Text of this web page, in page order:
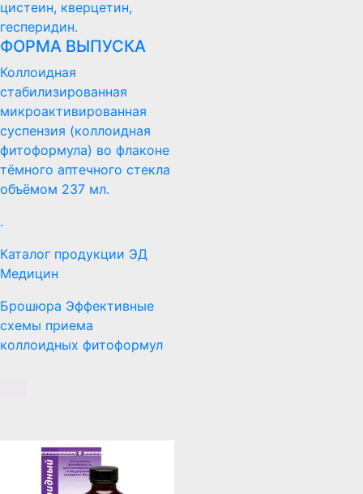
цистеин, кверцетин,
гесперидин.
ФОРМА ВЫПУСКА
Коллоидная
стабилизированная
микроактивированная
суспензия (коллоидная
фитоформула) во флаконе
тёмного аптечного стекла
объёмом 237 мл.
.
Каталог продукции ЭД
Медицин
Брошюра Эффективные
схемы приема
коллоидных фитоформул